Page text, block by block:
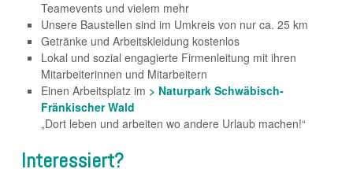
Teamevents und vielem mehr
Unsere Baustellen sind im Umkreis von nur ca. 25 km
Getränke und Arbeitskleidung kostenlos
Lokal und sozial engagierte Firmenleitung mit ihren
Mitarbeiterinnen und Mitarbeitern
Einen Arbeitsplatz im > Naturpark Schwäbisch-
Fränkischer Wald
„Dort leben und arbeiten wo andere Urlaub machen!“
Interessiert?